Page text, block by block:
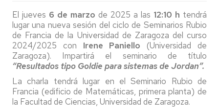
El jueves 6 de marzo de 2025 a las 12:10 h tendrá
lugar una nueva sesión del ciclo de Seminarios Rubio
de Francia de la Universidad de Zaragoza del curso
2024/2025 con Irene Paniello (Universidad de
Zaragoza). Impartirá el seminario de título
“Resultados tipo Goldie para sistemas de Jordan”.
La charla tendrá lugar en el Seminario Rubio de
Francia (edificio de Matemáticas, primera planta) de
la Facultad de Ciencias, Universidad de Zaragoza.